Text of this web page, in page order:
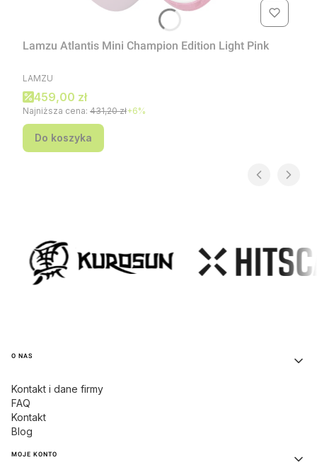
Lamzu Atlantis Mini Champion Edition Light Pink
PRODUCENT
LAMZU
Cena promocyjna
459,00 zł
Najniższa cena: 431,20 zł+6%
Do koszyka
Linki w stopce
O NAS
Kontakt i dane firmy
FAQ
Kontakt
Blog
MOJE KONTO